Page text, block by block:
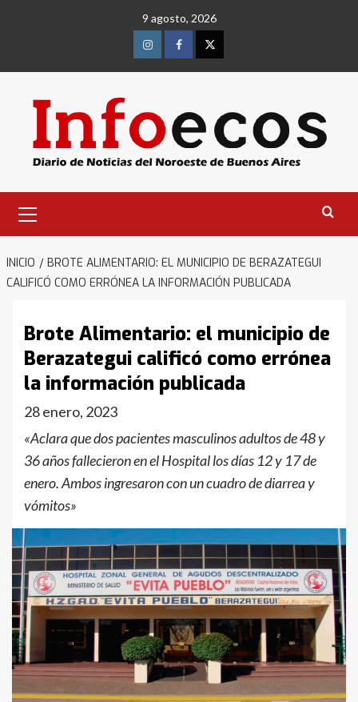
9 agosto, 2026
InstagramFacebookTwitter
primario
INICIO
BROTE ALIMENTARIO: EL MUNICIPIO DE BERAZATEGUI
CALIFICÓ COMO ERRÓNEA LA INFORMACIÓN PUBLICADA
Brote Alimentario: el municipio de
Berazategui calificó como errónea
la información publicada
28 enero, 2023
«Aclara que dos pacientes masculinos adultos de 48 y
36 años fallecieron en el Hospital los días 12 y 17 de
enero. Ambos ingresaron con un cuadro de diarrea y
vómitos»